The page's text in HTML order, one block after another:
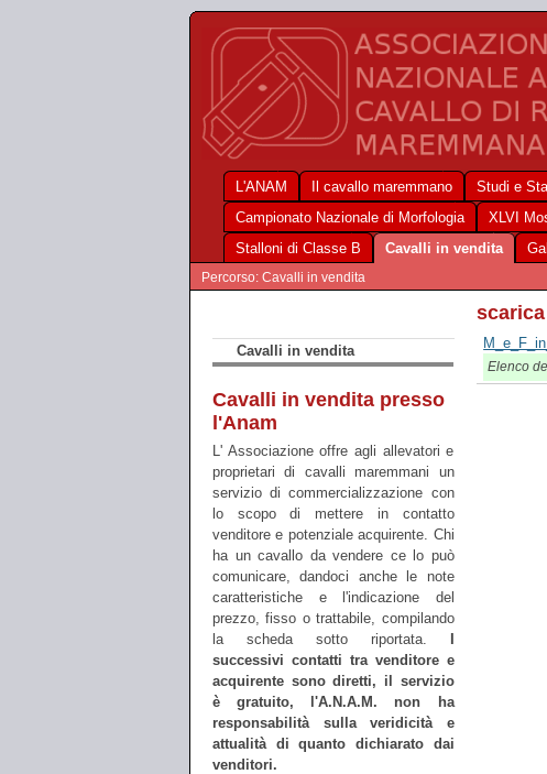
L'ANAM Il cavallo maremmano Studi e
Campionato Nazionale di Morfologia
XLVI
Stalloni di Classe B
Cavalli in vendita
Percorso: Cavalli in vendita
Cavalli in vendita
Cavalli in vendita presso
l'Anam
L' Associazione offre agli allevatori e
proprietari di cavalli maremmani un
servizio di commercializzazione con
lo scopo di mettere in contatto
venditore e potenziale acquirente. Chi
ha un cavallo da vendere ce lo può
comunicare, dandoci anche le note
caratteristiche e l'indicazione del
prezzo, fisso o trattabile, compilando
la scheda sotto riportata. I
successivi contatti tra venditore e
acquirente sono diretti, il servizio
è gratuito, l'A.N.A.M. non ha
responsabilità sulla veridicità e
attualità di quanto dichiarato dai
venditori.
Elenco